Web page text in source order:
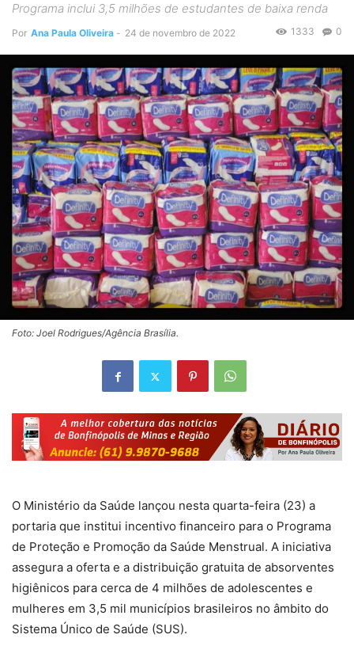
Programa inclui 3,5 milhões de estudantes de baixa renda
Por Ana Paula Oliveira - 24 de novembro de 2022 0
1333
Foto: Joel Rodrigues/Agência Brasília.
O Ministério da Saúde lançou nesta quarta-feira (23) a
portaria que institui incentivo financeiro para o Programa
de Proteção e Promoção da Saúde Menstrual. A iniciativa
assegura a oferta e a distribuição gratuita de absorventes
higiênicos para cerca de 4 milhões de adolescentes e
mulheres em 3,5 mil municípios brasileiros no âmbito do
Sistema Único de Saúde (SUS).